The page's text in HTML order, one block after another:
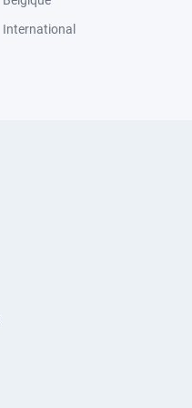
International